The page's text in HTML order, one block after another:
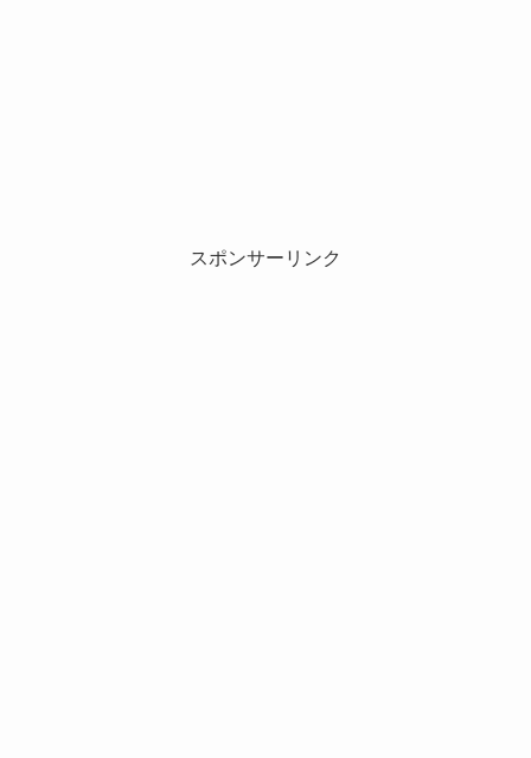
スポンサーリンク